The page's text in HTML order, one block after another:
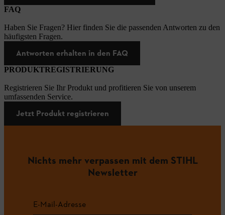
FAQ
Haben Sie Fragen? Hier finden Sie die passenden Antworten zu den
häufigsten Fragen.
Antworten erhalten in den FAQ
PRODUKTREGISTRIERUNG
Registrieren Sie Ihr Produkt und profitieren Sie von unserem
umfassenden Service.
Jetzt Produkt registrieren
Nichts mehr verpassen mit dem STIHL
Newsletter
E-Mail-Adresse